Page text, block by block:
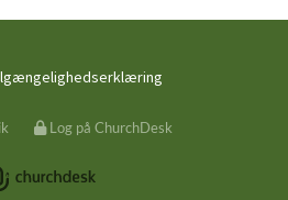
Log på ChurchDesk